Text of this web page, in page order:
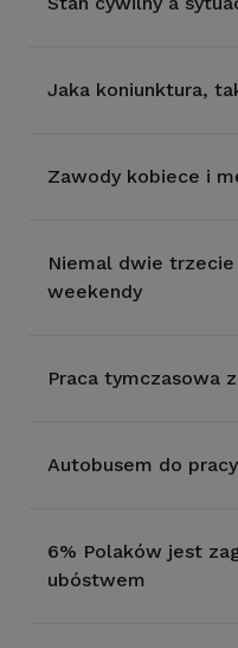
Jaka koniunktura,
Zawody kobiece i
Niemal dwie
weekendy
Praca tymczasowa
Autobusem do pracy
6% Polaków jest
ubóstwem